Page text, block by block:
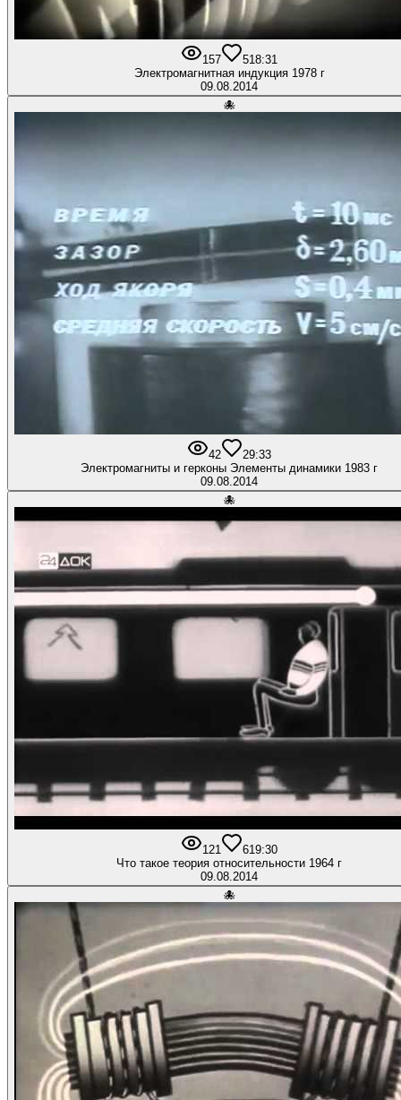
157 518:31
Электромагнитная индукция 1978 г
09.08.2014
🐙
42 29:33
Электромагниты и герконы Элементы динамики 1983 г
09.08.2014
🐙
121 619:30
Что такое теория относительности 1964 г
09.08.2014
🐙